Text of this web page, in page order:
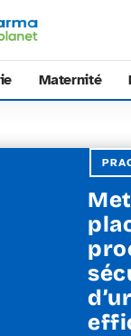
Maternité